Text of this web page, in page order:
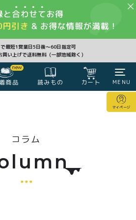
最短1営業日5日後〜60日指定可
い上げで送料無料（一部地域除く）
商品 読みもの カート
マイページ
MENU
CLOSE
コラム